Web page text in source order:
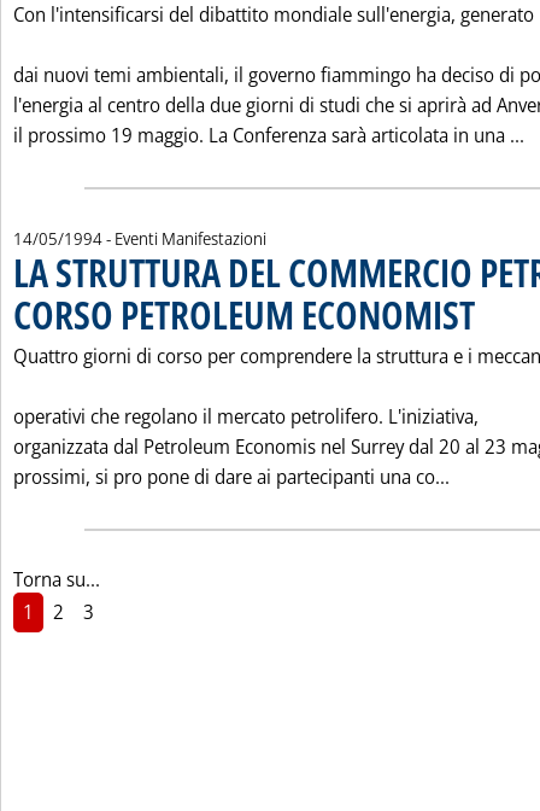
Con l'intensificarsi del dibattito mondiale sull'energia, generato
dai nuovi temi ambientali, il governo fiammingo ha deciso di
l'energia al centro della due giorni di studi che si aprirà ad
il prossimo 19 maggio. La Conferenza sarà articolata in una ...
14/05/1994- Eventi Manifestazioni
LA STRUTTURA DEL COMMERCIO
CORSO PETROLEUM ECONOMIST.
Quattro giorni di corso per comprendere la struttura e i
operativi che regolano il mercato petrolifero. L'iniziativa,
organizzata dal Petroleum Economis nel Surrey dal 20 al 23
prossimi, si pro pone di dare ai partecipanti una co...
Torna su...
1
2 3